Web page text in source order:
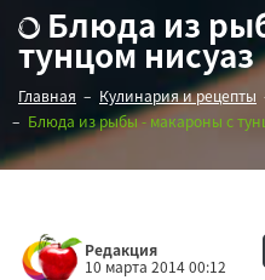
Блюда из
тунцом нисуаз
Главная Кулинария и рецепты
Блюда из рыбы - макароны с
Редакция
10 марта 2014 00:12